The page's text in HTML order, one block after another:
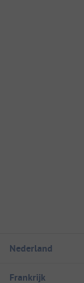
Nederland
Frankrijk